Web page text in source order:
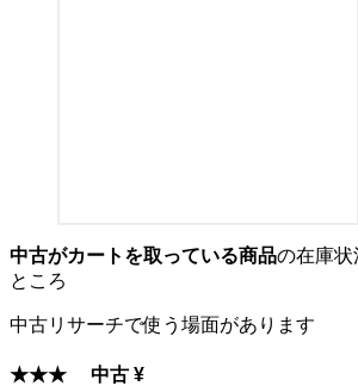
中古がカートを取っている商品の在庫状
ところ
中古リサーチで使う場面があります
★★★ 中古 ¥